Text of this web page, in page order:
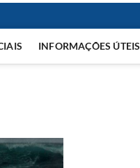
INFORMAÇÕES ÚTEIS